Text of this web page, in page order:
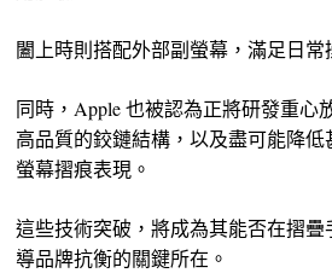
闔上時則搭配外部副螢幕，滿足日常
同時，Apple 也被認為正將研發重心
高品質的鉸鏈結構，以及盡可能降
螢幕摺痕表現。
這些技術突破，將成為其能否在摺
導品牌抗衡的關鍵所在。